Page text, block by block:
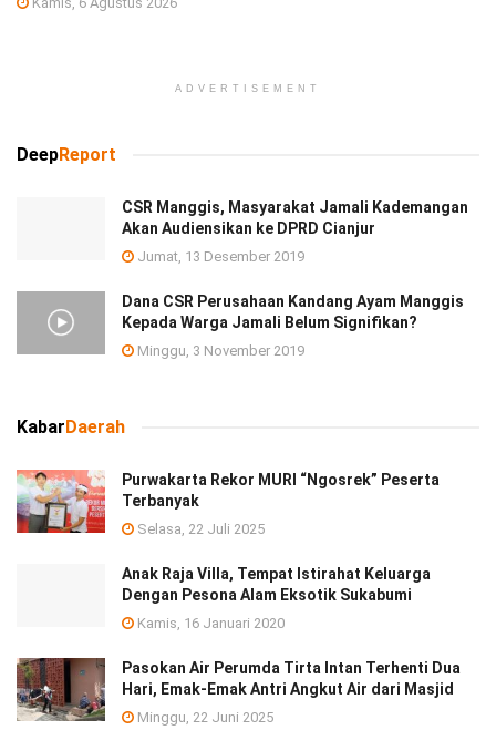
ADVERTISEMENT
DeepReport
CSR Manggis, Masyarakat Jamali Kademangan
Akan Audiensikan ke DPRD Cianjur
Jumat, 13 Desember 2019
Dana CSR Perusahaan Kandang Ayam Manggis
Kepada Warga Jamali Belum Signifikan?
Minggu, 3 November 2019
KabarDaerah
Purwakarta Rekor MURI “Ngosrek” Peserta
Terbanyak
Selasa, 22 Juli 2025
Anak Raja Villa, Tempat Istirahat Keluarga
Dengan Pesona Alam Eksotik Sukabumi
Kamis, 16 Januari 2020
Pasokan Air Perumda Tirta Intan Terhenti Dua
Hari, Emak-Emak Antri Angkut Air dari Masjid
Minggu, 22 Juni 2025